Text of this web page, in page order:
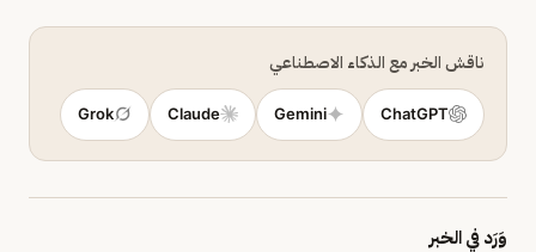
ناقش الخبر مع الذكاء الاصطناعي
ChatGPT
Gemini
Claude
Grok
وَرَد في الخبر